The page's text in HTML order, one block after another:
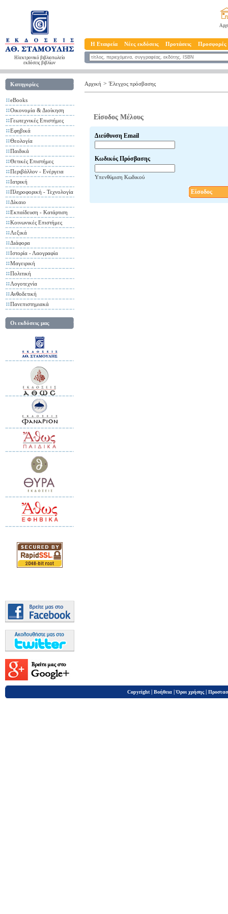
Ηλεκτρονικό βιβλιοπωλείο
εκδόσεις βιβλίων
Η Εταιρεία Νέες εκδόσεις Προτάσεις Προσφορές
Κατηγορίες
eBooks
Οικονομία & Διοίκηση
Γεωτεχνικές Επιστήμες
Εφηβικά
Θεολογία
Παιδικά
Θετικές Επιστήμες
Περιβάλλον - Ενέργεια
Ιατρική
Πληροφορική - Τεχνολογία
Δίκαιο
Εκπαίδευση - Κατάρτιση
Κοινωνικές Επιστήμες
Λεξικά
Διάφορα
Ιστορία - Λαογραφία
Μαγειρική
Πολιτική
Λογοτεχνία
Ανθοδετική
Πανεπιστημιακά
Οι εκδόσεις μας
Αρχική > Έλεγχος πρόσβασης
Είσοδος Μέλους
Διεύθυνση Email
Κωδικός Πρόσβασης
Υπενθύμιση Κωδικού
Είσοδος
Copyright | Βοήθεια |Όροι χρήσης |